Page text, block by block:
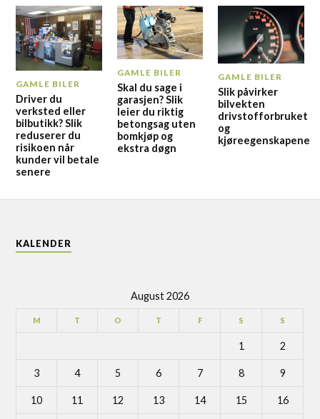
GAMLE BILER
Driver du
verksted eller
bilbutikk? Slik
reduserer du
risikoen når
kunder vil betale
senere
GAMLE BILER
Skal du sage i
garasjen? Slik
leier du riktig
betongsag uten
bomkjøp og
ekstra døgn
GAMLE BILER
Slik påvirker
bilvekten
drivstofforbruket
og
kjøreegenskapene
KALENDER
August 2026
M T O T F S S
1 2
3 4 5 6 7 8 9
10 11 12 13 14 15 16